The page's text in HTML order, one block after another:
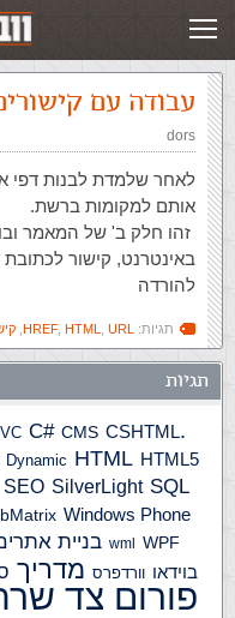
תגית: URL פוסטים חדשים
עבודה עם
dors
לאחר שלמדת לבנות דפי
אותם למקומות ברשת.
זהו חלק ב' של המאמר
באינטרנט, קישור לכתובת
להורדה
תגיות: HREF, HTML URL
תגיות
.net
C# CMS CSHTML
Dynamic HTML HTML5
SEO SilverLight SQL
Windows Phone
wml WPF בניית
בוידאו וורדפרס מדריך
פורום צד